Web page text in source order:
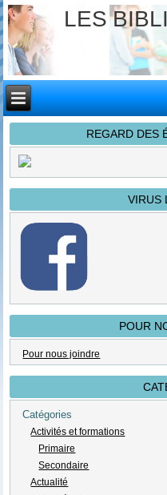
LES
REGARD DES
VIRUS
POUR
Pour nous joindre
Catégories
Activités et formations
Primaire
Secondaire
Actualité